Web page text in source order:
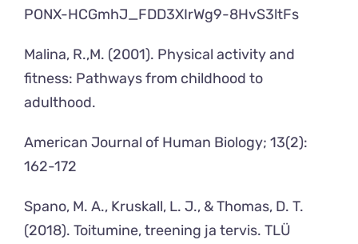
PONX-HCGmhJ_FDD3XIrWg9-8HvS3ltFs
Malina, R.,M. (2001). Physical activity and
fitness: Pathways from childhood to
adulthood.
American Journal of Human Biology; 13(2):
162-172
Spano, M. A., Kruskall, L. J., & Thomas, D. T.
(2018). Toitumine, treening ja tervis. TLÜ